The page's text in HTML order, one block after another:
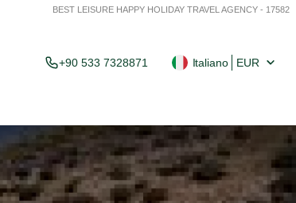
BEST LEISURE HAPPY HOLIDAY TRAVEL AGENCY - 17582
+90 533 7328871 Italiano EUR